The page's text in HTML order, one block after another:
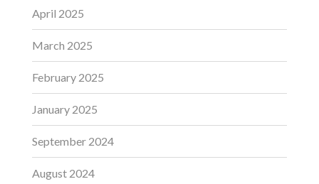
April 2025
March 2025
February 2025
January 2025
September 2024
August 2024